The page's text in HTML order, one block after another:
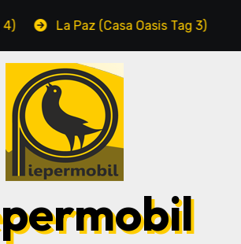
La Paz (Casa Oasis Tag 3)